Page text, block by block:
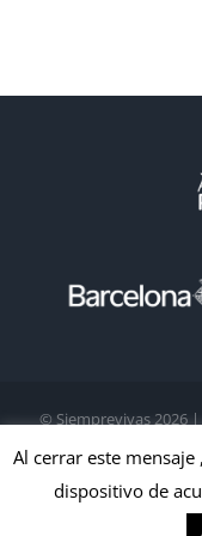
© Siemprevivas2026 |
|
Al cerrar este
dispositivo de